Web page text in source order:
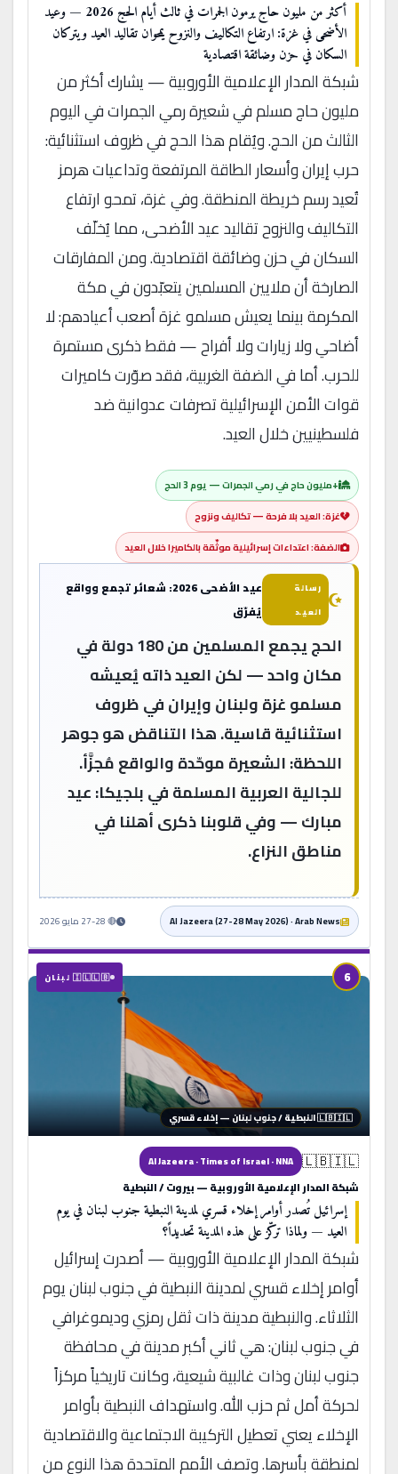
أكثر من مليون حاج يرمون الجمرات في ثالث أيام الحج 2026 — وعيد
الأضحى في غزة: ارتفاع التكاليف والنزوح يمحوان تقاليد العيد ويتركان
السكان في حزن وضائقة اقتصادية
شبكة المدار الإعلامية الأوروبية — يشارك أكثر من
مليون حاج مسلم في شعيرة رمي الجمرات في اليوم
الثالث من الحج. ويُقام هذا الحج في ظروف استثنائية:
حرب إيران وأسعار الطاقة المرتفعة وتداعيات هرمز
تُعيد رسم خريطة المنطقة. وفي غزة، تمحو ارتفاع
التكاليف والنزوح تقاليد عيد الأضحى، مما يُخلّف
السكان في حزن وضائقة اقتصادية. ومن المفارقات
الصارخة أن ملايين المسلمين يتعبّدون في مكة
المكرمة بينما يعيش مسلمو غزة أصعب أعيادهم: لا
أضاحي ولا زيارات ولا أفراح — فقط ذكرى مستمرة
للحرب. أما في الضفة الغربية، فقد صوّرت كاميرات
قوات الأمن الإسرائيلية تصرفات عدوانية ضد
فلسطينيين خلال العيد.
+مليون حاج في رمي الجمرات — يوم 3 الحج
غزة: العيد بلا فرحة — تكاليف ونزوح
الضفة: اعتداءات إسرائيلية موثّقة بالكاميرا خلال العيد
رسالة
العيد
عيد الأضحى 2026: شعائر تجمع وواقع
يُفرّق
الحج يجمع المسلمين من 180 دولة في
مكان واحد — لكن العيد ذاته يُعيشه
مسلمو غزة ولبنان وإيران في ظروف
استثنائية قاسية. هذا التناقض هو جوهر
اللحظة: الشعيرة موحّدة والواقع مُجزَّأ.
للجالية العربية المسلمة في بلجيكا: عيد
مبارك — وفي قلوبنا ذكرى أهلنا في
مناطق النزاع.
Al Jazeera (27-28 May 2026) · Arab News 🔴 27-28 مايو 2026
6 🇮🇱🇱🇧 لبنان
🇱🇧🇮🇱 النبطية / جنوب لبنان — إخلاء قسري
🇱🇧🇮🇱
Al Jazeera · Times of Israel · NNA
شبكة المدار الإعلامية الأوروبية — بيروت / النبطية
إسرائيل تُصدر أوامر إخلاء قسري لمدينة النبطية جنوب لبنان في يوم
العيد — ولماذا تركّز على هذه المدينة تحديداً؟
شبكة المدار الإعلامية الأوروبية — أصدرت إسرائيل
أوامر إخلاء قسري لمدينة النبطية في جنوب لبنان يوم
الثلاثاء. والنبطية مدينة ذات ثقل رمزي وديموغرافي
في جنوب لبنان: هي ثاني أكبر مدينة في محافظة
جنوب لبنان وذات غالبية شيعية، وكانت تاريخياً مركزاً
لحركة أمل ثم حزب الله. واستهداف النبطية بأوامر
الإخلاء يعني تعطيل التركيبة الاجتماعية والاقتصادية
لمنطقة بأسرها. وتصف الأمم المتحدة هذا النوع من